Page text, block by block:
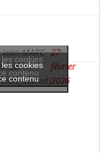
MARC 27
février
2026
cookies
contenu
cookies
contenu